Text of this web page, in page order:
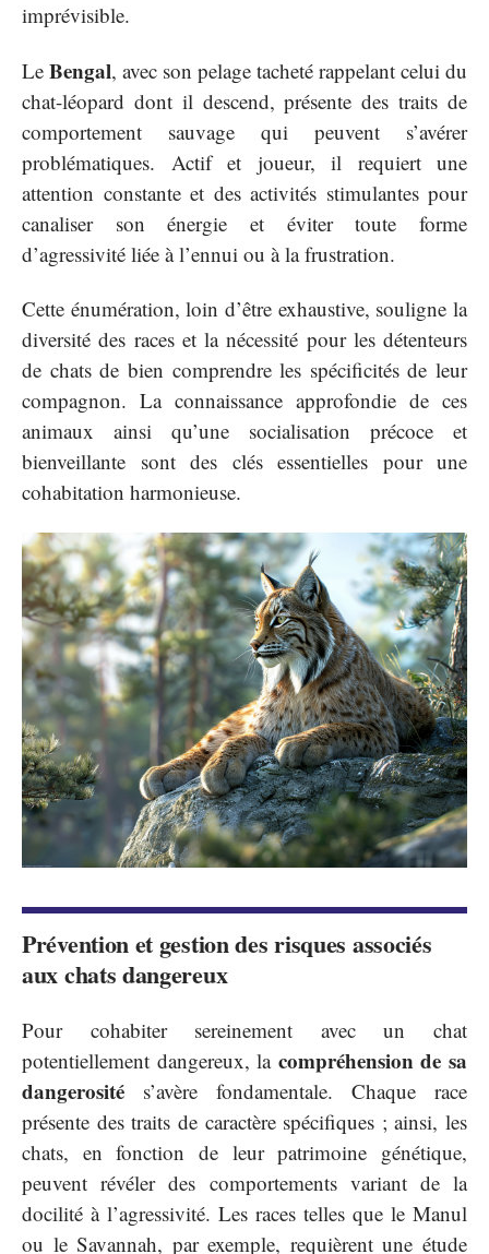
imprévisible.
Le Bengal, avec son pelage tacheté rappelant celui du
chat-léopard dont il descend, présente des traits de
comportement sauvage qui peuvent s’avérer
problématiques. Actif et joueur, il requiert une
attention constante et des activités stimulantes pour
canaliser son énergie et éviter toute forme
d’agressivité liée à l’ennui ou à la frustration.
Cette énumération, loin d’être exhaustive, souligne la
diversité des races et la nécessité pour les détenteurs
de chats de bien comprendre les spécificités de leur
compagnon. La connaissance approfondie de ces
animaux ainsi qu’une socialisation précoce et
bienveillante sont des clés essentielles pour une
cohabitation harmonieuse.
Prévention et gestion des risques associés
aux chats dangereux
Pour cohabiter sereinement avec un chat
potentiellement dangereux, la compréhension de sa
dangerosité s’avère fondamentale. Chaque race
présente des traits de caractère spécifiques ; ainsi, les
chats, en fonction de leur patrimoine génétique,
peuvent révéler des comportements variant de la
docilité à l’agressivité. Les races telles que le Manul
ou le Savannah, par exemple, requièrent une étude